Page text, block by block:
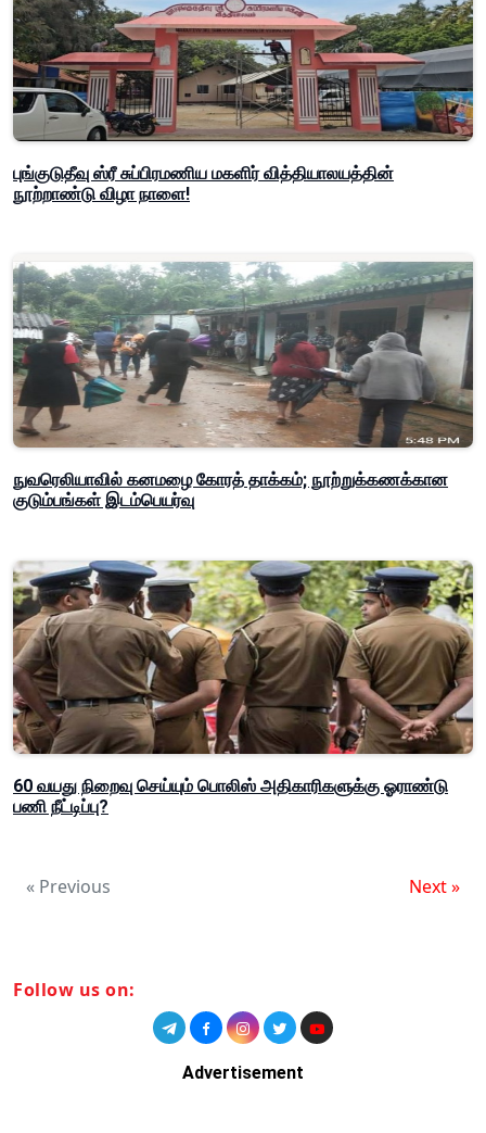
புங்குடுதீவு ஸ்ரீ சுப்பிரமணிய மகளிர் வித்தியாலயத்தின்
நூற்றாண்டு விழா நாளை!
நுவரெலியாவில் கனமழை கோரத் தாக்கம்; நூற்றுக்கணக்கான
குடும்பங்கள் இடம்பெயர்வு
60 வயது நிறைவு செய்யும் பொலிஸ் அதிகாரிகளுக்கு ஓராண்டு
பணி நீட்டிப்பு?
« Previous Next »
Follow us on:
Advertisement